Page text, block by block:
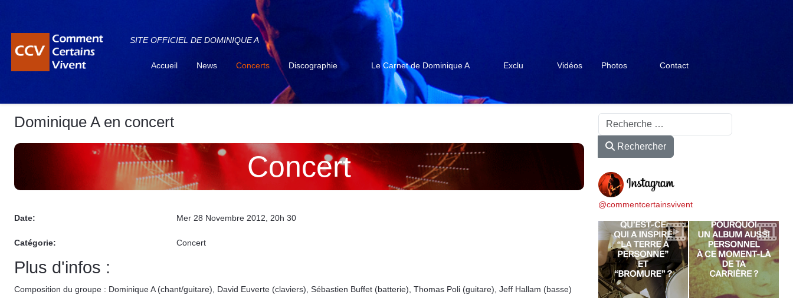
SITE OFFICIEL DE DOMINIQUE A
Accueil News Concerts Discographie Le Carnet de Dominique A Exclu Vidéos Photos Contact
Dominique A en concert
Concert
Date: Mer 28 Novembre 2012, 20h 30
Catégorie: Concert
Plus d'infos :
Composition du groupe : Dominique A (chant/guitare), David Euverte (claviers), Sébastien Buffet (batterie), Thomas Poli (guitare), Jeff Hallam (basse)
Rechercher
Rechercher
@commentcertainsvivent